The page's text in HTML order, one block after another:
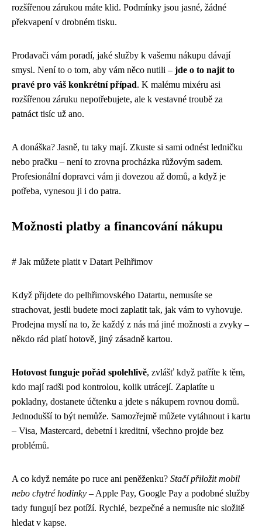
rozšířenou zárukou máte klid. Podmínky jsou jasné, žádné
překvapení v drobném tisku.
Prodavači vám poradí, jaké služby k vašemu nákupu dávají
smysl. Není to o tom, aby vám něco nutili – jde o to najít to
pravé pro váš konkrétní případ. K malému mixéru asi
rozšířenou záruku nepotřebujete, ale k vestavné troubě za
patnáct tisíc už ano.
A donáška? Jasně, tu taky mají. Zkuste si sami odnést ledničku
nebo pračku – není to zrovna procházka růžovým sadem.
Profesionální dopravci vám ji dovezou až domů, a když je
potřeba, vynesou ji i do patra.
Možnosti platby a financování nákupu
# Jak můžete platit v Datart Pelhřimov
Když přijdete do pelhřimovského Datartu, nemusíte se
strachovat, jestli budete moci zaplatit tak, jak vám to vyhovuje.
Prodejna myslí na to, že každý z nás má jiné možnosti a zvyky –
někdo rád platí hotově, jiný zásadně kartou.
Hotovost funguje pořád spolehlivě, zvlášť když patříte k těm,
kdo mají radši pod kontrolou, kolik utrácejí. Zaplatíte u
pokladny, dostanete účtenku a jdete s nákupem rovnou domů.
Jednodušší to být nemůže. Samozřejmě můžete vytáhnout i kartu
– Visa, Mastercard, debetní i kreditní, všechno projde bez
problémů.
A co když nemáte po ruce ani peněženku? Stačí přiložit mobil
nebo chytré hodinky – Apple Pay, Google Pay a podobné služby
tady fungují bez potíží. Rychlé, bezpečné a nemusíte nic složitě
hledat v kapse.